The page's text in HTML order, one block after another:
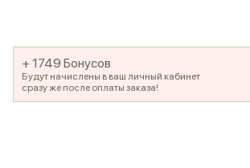
+ 1749 Бонусов
Будут начислены в ваш личный кабинет
сразу же после оплаты заказа!